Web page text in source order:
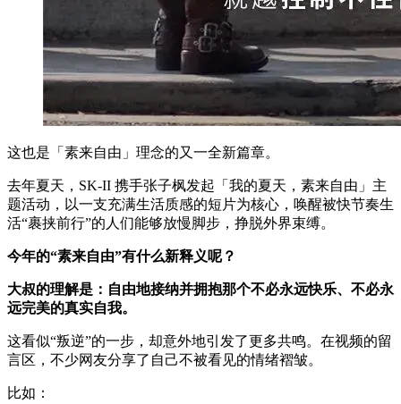
这也是「素来自由」理念的又一全新篇章。
去年夏天，SK-II 携手张子枫发起「我的夏天，素来自由」主
题活动，以一支充满生活质感的短片为核心，唤醒被快节奏生
活“裹挟前行”的人们能够放慢脚步，挣脱外界束缚。
今年的“素来自由”有什么新释义呢？
大叔的理解是：自由地接纳并拥抱那个不必永远快乐、不必永
远完美的真实自我。
这看似“叛逆”的一步，却意外地引发了更多共鸣。在视频的留
言区，不少网友分享了自己不被看见的情绪褶皱。
比如：